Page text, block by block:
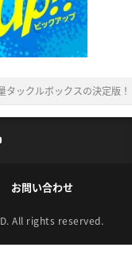
タックルボックスの決定版
お問い合わせ
All rights reserved.